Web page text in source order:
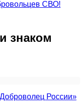
знаком